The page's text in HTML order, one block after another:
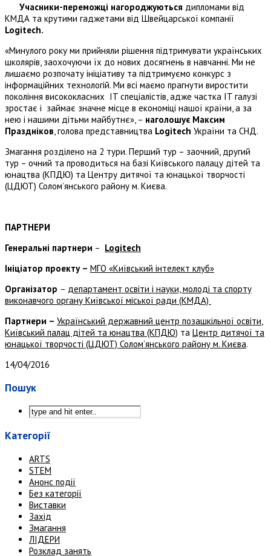
Учасники-переможці нагороджуються дипломами від
КМДА та крутими гаджетами від Швейцарської компанії
Logitech.
«Минулого року ми прийняли рішення підтримувати українських
школярів, заохочуючи їх до нових досягнень в навчанні. Ми не
лишаємо розпочату ініціативу та підтримуємо конкурс з
інформаційних технологій. Ми всі маємо прагнути виростити
покоління висококласних IT спеціалістів, адже частка IT галузі
зростає і займає значне місце в економіці нашої країни, а за
нею і нашими дітьми майбутнє», – наголошує Максим
Праздніков, голова представництва Logitech України та СНД.
Змагання розділено на 2 тури. Перший тур – заочний, другий
тур – очний та проводиться на базі Київського палацу дітей та
юнацтва (КПДЮ) та Центру дитячої та юнацької творчості
(ЦДЮТ) Солом’янського району м. Києва.
ПАРТНЕРИ
Генеральні партнери – Logitech
Ініціатор проекту – МГО «Київський інтелект клуб»
Організатор – департамент освіти і науки, молоді та спорту
виконавчого органу Київської міської ради (КМДА)
Партнери – Український державний центр позашкільної освіти,
Київський палац дітей та юнацтва (КПДЮ) та Центр дитячої та
юнацької творчості (ЦДЮТ) Солом’янського району м. Києва.
14/04/2016
Пошук
Категорії
ARTS
STEM
Анонс події
Без категорії
Виставки
Захід
Змагання
ЛІДЕРИ
Розклад занять